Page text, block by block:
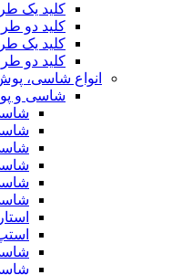
کلید یک
کلید دو
کلید یک
کلید دو
انواع شاسی،
شاسی و